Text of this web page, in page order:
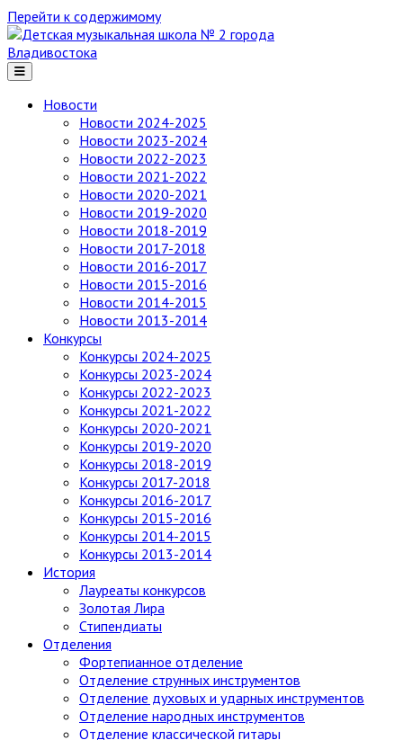
Перейти к содержимому
Детская
музыкальная
школа
города
Владивостока
Новости
Новости 2024-2025
Новости 2023-2024
Новости 2022-2023
Новости 2021-2022
Новости 2020-2021
Новости 2019-2020
Новости 2018-2019
Новости 2017-2018
Новости 2016-2017
Новости 2015-2016
Новости 2014-2015
Новости 2013-2014
Конкурсы
Конкурсы 2024-2025
Конкурсы 2023-2024
Конкурсы 2022-2023
Конкурсы 2021-2022
Конкурсы 2020-2021
Конкурсы 2019-2020
Конкурсы 2018-2019
Конкурсы 2017-2018
Конкурсы 2016-2017
Конкурсы 2015-2016
Конкурсы 2014-2015
Конкурсы 2013-2014
История
Лауреаты конкурсов
Золотая Лира
Стипендиаты
Отделения
Фортепианное отделение
Отделение струнных инструментов
Отделение духовых и ударных инструментов
Отделение народных инструментов
Отделение классической гитары